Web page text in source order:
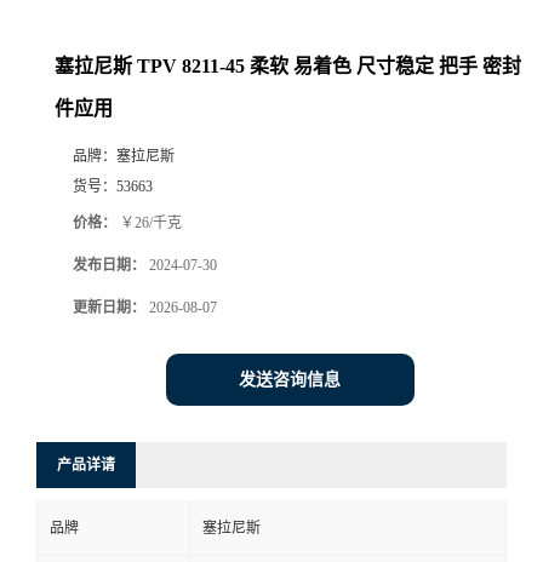
塞拉尼斯 TPV 8211-45 柔软 易着色 尺寸稳定 把手 密封
件应用
品牌： 塞拉尼斯
货号： 53663
价格： ￥26/千克
发布日期： 2024-07-30
更新日期： 2026-08-07
发送咨询信息
产品详请
品牌 塞拉尼斯